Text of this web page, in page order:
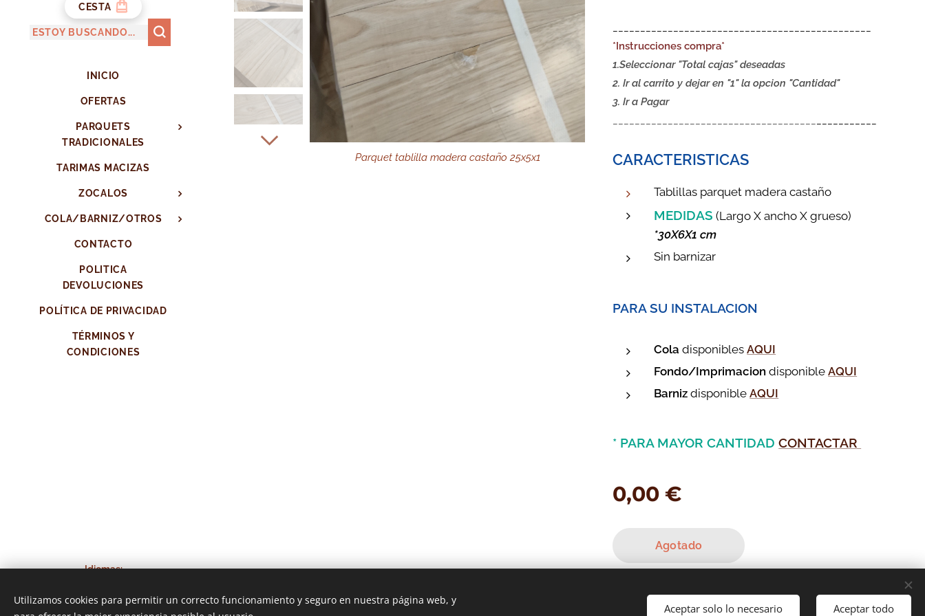
CESTA
INICIO
OFERTAS
PARQUETS
TRADICIONALES
TARIMAS MACIZAS
ZOCALOS
COLA/BARNIZ/OTROS
CONTACTO
POLITICA
DEVOLUCIONES
POLÍTICA DE PRIVACIDAD
TÉRMINOS Y
CONDICIONES
Parquet tablilla madera castaño 25x5x1
Parquet tablilla madera castaño 25x5x1
Parquet tablilla madera castaño 25x5x1
*Instrucciones compra*
1.Seleccionar "Total cajas" deseadas
2. Ir al carrito y dejar en "1" la opcion "Cantidad"
3. Ir a Pagar
CARACTERISTICAS
Tablillas parquet madera castaño
MEDIDAS (Largo X ancho X grueso)
*30X6X1 cm
Sin barnizar
PARA SU INSTALACION
Cola disponiblesAQUI
Fondo/Imprimacion disponibleAQUI
Barniz disponibleAQUI
* PARA MAYOR CANTIDAD CONTACTAR
0,00 €
Agotado
© 2022 Todos los derechos reservados
Idiomas
Utilizamos cookies para permitir un correcto funcionamiento y seguro en nuestra página web, y
Aceptar solo lo necesario Aceptar todo